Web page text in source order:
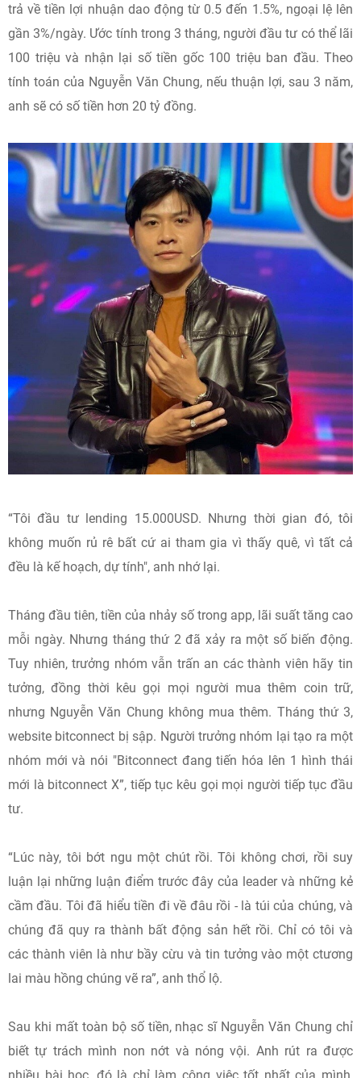
trả về tiền lợi nhuận dao động từ 0.5 đến 1.5%, ngoại lệ lên
gần 3%/ngày. Ước tính trong 3 tháng, người đầu tư có thể lãi
100 triệu và nhận lại số tiền gốc 100 triệu ban đầu. Theo
tính toán của Nguyễn Văn Chung, nếu thuận lợi, sau 3 năm,
anh sẽ có số tiền hơn 20 tỷ đồng.
“Tôi đầu tư lending 15.000USD. Nhưng thời gian đó, tôi
không muốn rủ rê bất cứ ai tham gia vì thấy quê, vì tất cả
đều là kế hoạch, dự tính", anh nhớ lại.
Tháng đầu tiên, tiền của nhảy số trong app, lãi suất tăng cao
mỗi ngày. Nhưng tháng thứ 2 đã xảy ra một số biến động.
Tuy nhiên, trưởng nhóm vẫn trấn an các thành viên hãy tin
tưởng, đồng thời kêu gọi mọi người mua thêm coin trữ,
nhưng Nguyễn Văn Chung không mua thêm. Tháng thứ 3,
website bitconnect bị sập. Người trưởng nhóm lại tạo ra một
nhóm mới và nói "Bitconnect đang tiến hóa lên 1 hình thái
mới là bitconnect X”, tiếp tục kêu gọi mọi người tiếp tục đầu
tư.
“Lúc này, tôi bớt ngu một chút rồi. Tôi không chơi, rồi suy
luận lại những luận điểm trước đây của leader và những kẻ
cầm đầu. Tôi đã hiểu tiền đi về đâu rồi - là túi của chúng, và
chúng đã quy ra thành bất động sản hết rồi. Chỉ có tôi và
các thành viên là như bầy cừu và tin tưởng vào một ctương
lai màu hồng chúng vẽ ra”, anh thổ lộ.
Sau khi mất toàn bộ số tiền, nhạc sĩ Nguyễn Văn Chung chỉ
biết tự trách mình non nớt và nóng vội. Anh rút ra được